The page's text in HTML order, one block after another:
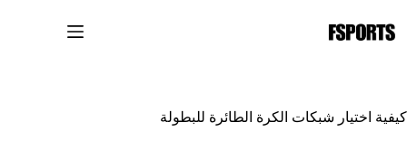
إلى
المحتوى
كيفية اختيار شبكات الكرة الطائرة للبطولة